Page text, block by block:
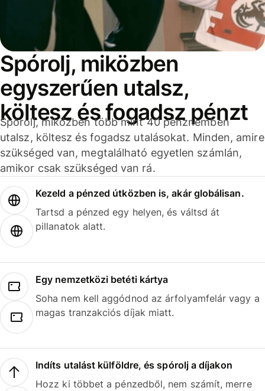
Spórolj, miközben
egyszerűen utalsz,
költesz és fogadsz pénzt
Spórolj, miközben több mint 40 pénznemben
utalsz, költesz és fogadsz utalásokat. Minden, amire
szükséged van, megtalálható egyetlen számlán,
amikor csak szükséged van rá.
Kezeld a pénzed útközben is, akár globálisan.
Tartsd a pénzed egy helyen, és váltsd át
pillanatok alatt.
Egy nemzetközi betéti kártya
Soha nem kell aggódnod az árfolyamfelár vagy a
magas tranzakciós díjak miatt.
Indíts utalást külföldre, és spórolj a díjakon
Hozz ki többet a pénzedből, nem számít, merre